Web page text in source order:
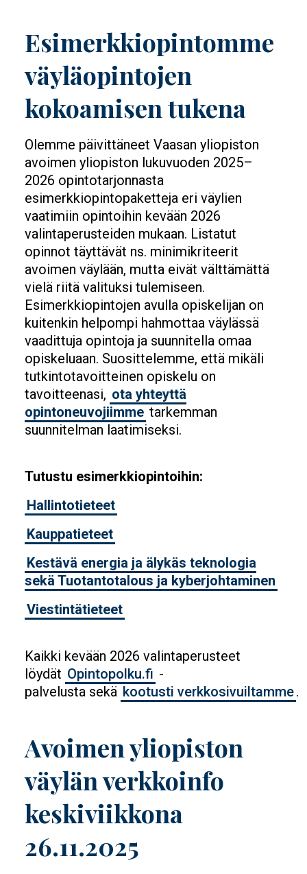
Esimerkkiopintomme
väyläopintojen
kokoamisen tukena
Olemme päivittäneet Vaasan yliopiston
avoimen yliopiston lukuvuoden 2025–
2026 opintotarjonnasta
esimerkkiopintopaketteja eri väylien
vaatimiin opintoihin kevään 2026
valintaperusteiden mukaan. Listatut
opinnot täyttävät ns. minimikriteerit
avoimen väylään, mutta eivät välttämättä
vielä riitä valituksi tulemiseen.
Esimerkkiopintojen avulla opiskelijan on
kuitenkin helpompi hahmottaa väylässä
vaadittuja opintoja ja suunnitella omaa
opiskeluaan. Suosittelemme, että mikäli
tutkintotavoitteinen opiskelu on
tavoitteenasi, ota yhteyttä
opintoneuvojiimme tarkemman
suunnitelman laatimiseksi.
Tutustu esimerkkiopintoihin:
Hallintotieteet
Kauppatieteet
Kestävä energia ja älykäs teknologia
sekä Tuotantotalous ja kyberjohtaminen
Viestintätieteet
Kaikki kevään 2026 valintaperusteet
löydät Opintopolku.fi -
palvelusta sekä kootusti verkkosivuiltamme.
Avoimen yliopiston
väylän verkkoinfo
keskiviikkona
26.11.2025